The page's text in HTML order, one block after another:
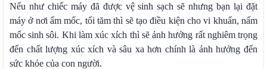
Nếu như chiếc máy đã được vệ sinh sạch sẽ nhưng bạn lại đặt
máy ở nơi ẩm mốc, tối tăm thì sẽ tạo điều kiện cho vi khuẩn, nấm
mốc sinh sôi. Khi làm xúc xích thì sẽ ảnh hưởng rất nghiêm trọng
đến chất lượng xúc xích và sâu xa hơn chính là ảnh hưởng đến
sức khỏe của con người.